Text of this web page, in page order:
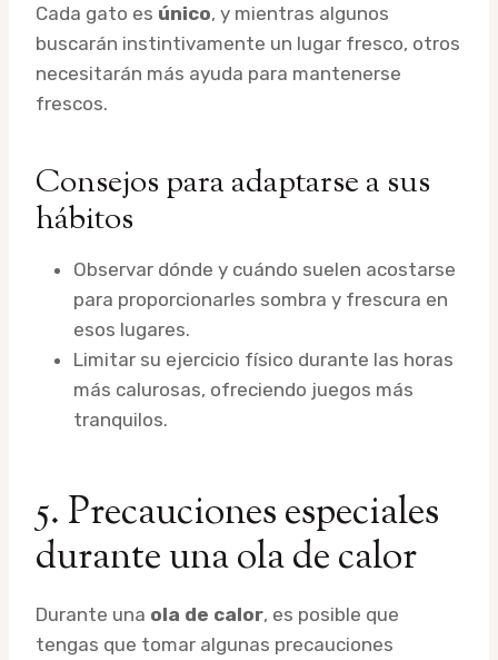
Cada gato es único, y mientras algunos
buscarán instintivamente un lugar fresco, otros
necesitarán más ayuda para mantenerse
frescos.
Consejos para adaptarse a sus
hábitos
Observar dónde y cuándo suelen acostarse
para proporcionarles sombra y frescura en
esos lugares.
Limitar su ejercicio físico durante las horas
más calurosas, ofreciendo juegos más
tranquilos.
5. Precauciones especiales
durante una ola de calor
Durante una ola de calor, es posible que
tengas que tomar algunas precauciones